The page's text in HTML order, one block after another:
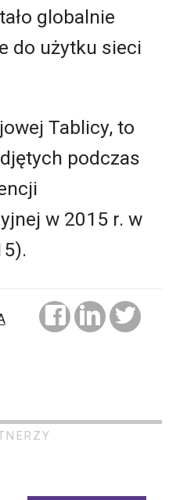
globalnie
do użytku sieci
Tablicy, to
podczas
w 2015 r. w